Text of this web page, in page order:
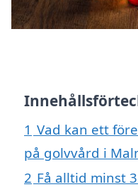
1 Vad kan ett
på golvvård i
2 Få alltid minst